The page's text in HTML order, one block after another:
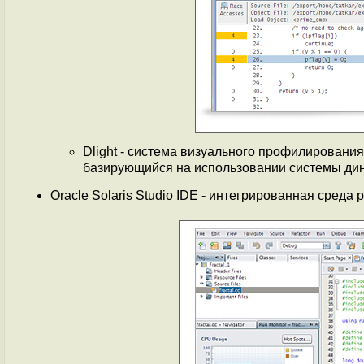
Dlight - система визуального
базирующийся на использовании системы
Oracle Solaris Studio IDE - интегрированная среда